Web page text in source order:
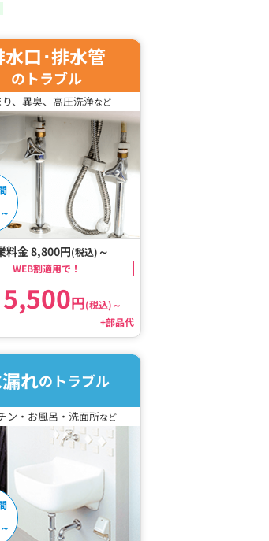
水口･排水管
のトラブル
り、異臭、高圧洗浄など
～
料金 8,800円(税込) ～
WEB割適用で！
5,500円(税込)～
+部品代
れのトラブル
ン・お風呂・洗面所など
～